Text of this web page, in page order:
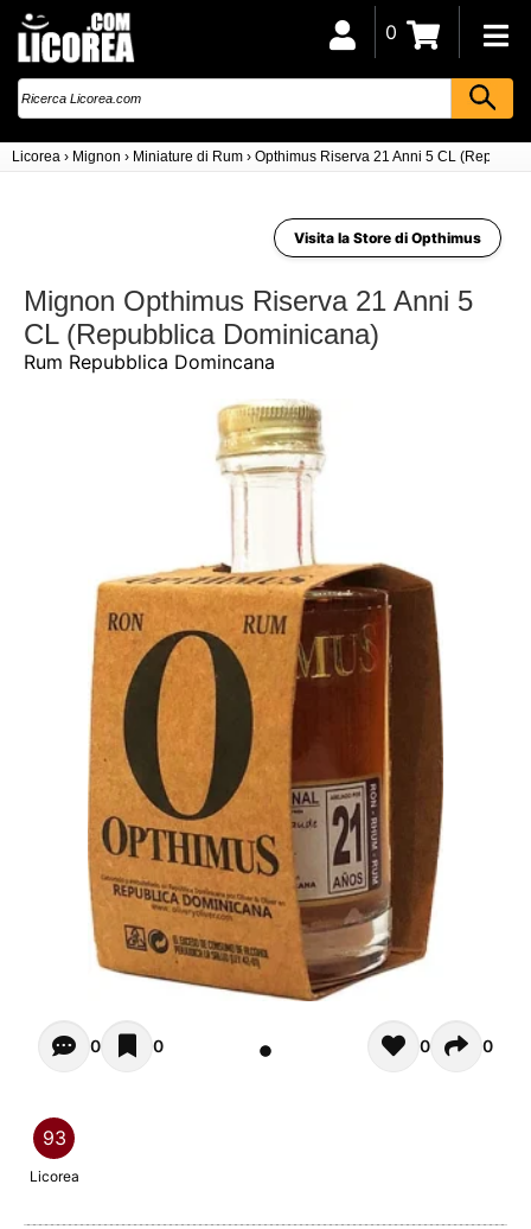
Licorea › Mignon › Miniature di Rum › Opthimus Riserva 21 Anni 5 CL
0
Visita la Store di Opthimus
Mignon Opthimus Riserva 21 Anni 5
CL (Repubblica Dominicana)
Rum Repubblica Domincana
Opiniones - In questo momento non ci sono commenti.
0 0 0 0
93
Licorea